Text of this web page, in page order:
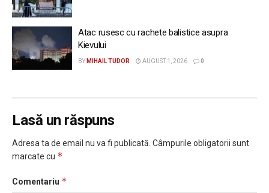
Atac rusesc cu rachete balistice asupra
Kievului
BY MIHAIL TUDOR AUGUST 1, 2026 0
Lasă un răspuns
Adresa ta de email nu va fi publicată. Câmpurile obligatorii sunt
marcate cu *
Comentariu *